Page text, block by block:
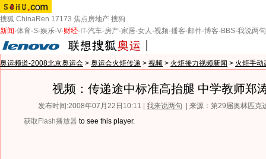
搜狐 ChinaRen 17173 焦点房地产 搜狗
新闻-体育-S-娱乐-V-财经- IT-汽车-房产-家居-女人-视频-播客-邮件-博客-BBS-我说两句
奥运频道-2008北京奥运会 > 奥运会火炬传递 > 视频 > 火炬接力视频新闻 > 火炬手动
视频：传递途中标准高抬腿 中学教师郑
发布时间:2008年07月22日10:11 | 我来说两句
| 来源：第29届奥林匹克
获取Flash播放器 to see this player.